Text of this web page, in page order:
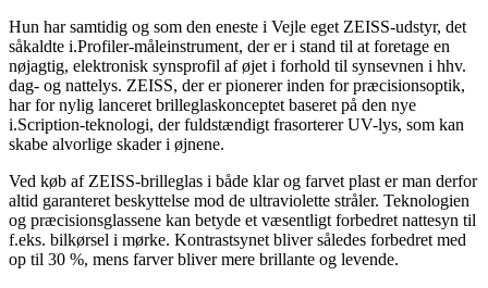
Hun har samtidig og som den eneste i Vejle eget ZEISS-udstyr, det
såkaldte i.Profiler-måleinstrument, der er i stand til at foretage en
nøjagtig, elektronisk synsprofil af øjet i forhold til synsevnen i hhv.
dag- og nattelys. ZEISS, der er pionerer inden for præcisionsoptik,
har for nylig lanceret brilleglaskonceptet baseret på den nye
i.Scription-teknologi, der fuldstændigt frasorterer UV-lys, som kan
skabe alvorlige skader i øjnene.
Ved køb af ZEISS-brilleglas i både klar og farvet plast er man derfor
altid garanteret beskyttelse mod de ultraviolette stråler. Teknologien
og præcisionsglassene kan betyde et væsentligt forbedret nattesyn til
f.eks. bilkørsel i mørke. Kontrastsynet bliver således forbedret med
op til 30 %, mens farver bliver mere brillante og levende.